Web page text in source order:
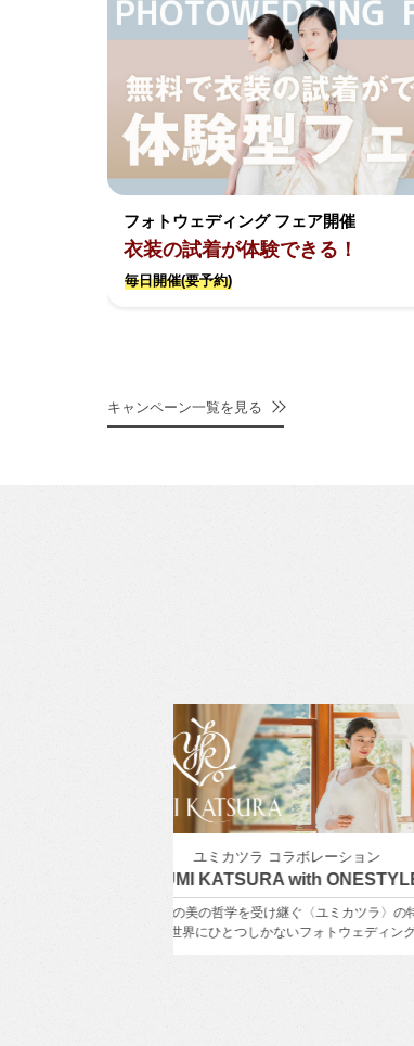
フォトウェディング フェア開催
衣装の試着が体験できる！
毎日開催(要予約)
キャンペーン一覧を見る
東京を満喫
東京周遊フォトウェデ
東京の街並み、公園や海辺などを組み
ォトウェディング！もちろん１箇所で